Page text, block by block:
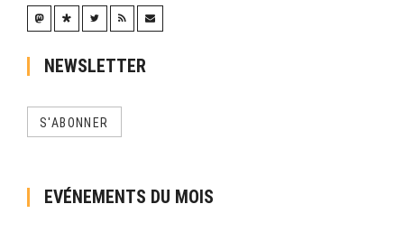
NEWSLETTER
S'ABONNER
EVÉNEMENTS DU MOIS